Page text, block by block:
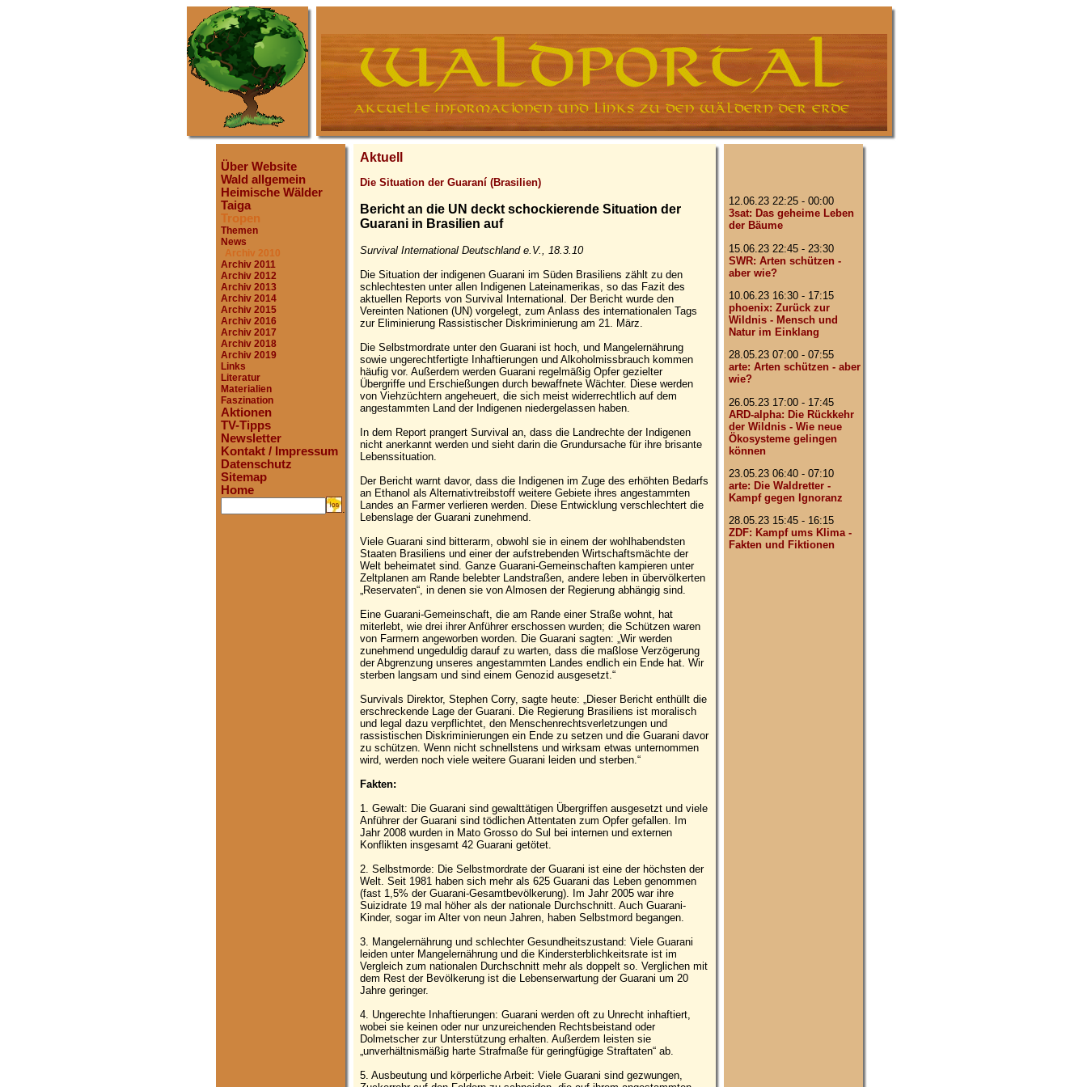
Über Website
Wald allgemein
Heimische Wälder
Taiga
Tropen
Themen
News
Archiv 2010
Archiv 2011
Archiv 2012
Archiv 2013
Archiv 2014
Archiv 2015
Archiv 2016
Archiv 2017
Archiv 2018
Archiv 2019
Links
Literatur
Materialien
Faszination
Aktionen
TV-Tipps
Newsletter
Kontakt / Impressum
Datenschutz
Sitemap
Home
.
Aktuell
Die Situation der Guaraní (Brasilien)
Bericht an die UN deckt schockierende Situation der
Guarani in Brasilien auf
Survival International Deutschland e.V., 18.3.10
Die Situation der indigenen Guarani im Süden Brasiliens zählt zu den
schlechtesten unter allen Indigenen Lateinamerikas, so das Fazit des
aktuellen Reports von Survival International. Der Bericht wurde den
Vereinten Nationen (UN) vorgelegt, zum Anlass des internationalen Tags
zur Eliminierung Rassistischer Diskriminierung am 21. März.
Die Selbstmordrate unter den Guarani ist hoch, und Mangelernährung
sowie ungerechtfertigte Inhaftierungen und Alkoholmissbrauch kommen
häufig vor. Außerdem werden Guarani regelmäßig Opfer gezielter
Übergriffe und Erschießungen durch bewaffnete Wächter. Diese werden
von Viehzüchtern angeheuert, die sich meist widerrechtlich auf dem
angestammten Land der Indigenen niedergelassen haben.
In dem Report prangert Survival an, dass die Landrechte der Indigenen
nicht anerkannt werden und sieht darin die Grundursache für ihre brisante
Lebenssituation.
Der Bericht warnt davor, dass die Indigenen im Zuge des erhöhten Bedarfs
an Ethanol als Alternativtreibstoff weitere Gebiete ihres angestammten
Landes an Farmer verlieren werden. Diese Entwicklung verschlechtert die
Lebenslage der Guarani zunehmend.
Viele Guarani sind bitterarm, obwohl sie in einem der wohlhabendsten
Staaten Brasiliens und einer der aufstrebenden Wirtschaftsmächte der
Welt beheimatet sind. Ganze Guarani-Gemeinschaften kampieren unter
Zeltplanen am Rande belebter Landstraßen, andere leben in übervölkerten
„Reservaten“, in denen sie von Almosen der Regierung abhängig sind.
Eine Guarani-Gemeinschaft, die am Rande einer Straße wohnt, hat
miterlebt, wie drei ihrer Anführer erschossen wurden; die Schützen waren
von Farmern angeworben worden. Die Guarani sagten: „Wir werden
zunehmend ungeduldig darauf zu warten, dass die maßlose Verzögerung
der Abgrenzung unseres angestammten Landes endlich ein Ende hat. Wir
sterben langsam und sind einem Genozid ausgesetzt.“
Survivals Direktor, Stephen Corry, sagte heute: „Dieser Bericht enthüllt die
erschreckende Lage der Guarani. Die Regierung Brasiliens ist moralisch
und legal dazu verpflichtet, den Menschenrechtsverletzungen und
rassistischen Diskriminierungen ein Ende zu setzen und die Guarani davor
zu schützen. Wenn nicht schnellstens und wirksam etwas unternommen
wird, werden noch viele weitere Guarani leiden und sterben.“
Fakten:
1. Gewalt: Die Guarani sind gewalttätigen Übergriffen ausgesetzt und viele
Anführer der Guarani sind tödlichen Attentaten zum Opfer gefallen. Im
Jahr 2008 wurden in Mato Grosso do Sul bei internen und externen
Konflikten insgesamt 42 Guarani getötet.
2. Selbstmorde: Die Selbstmordrate der Guarani ist eine der höchsten der
Welt. Seit 1981 haben sich mehr als 625 Guarani das Leben genommen
(fast 1,5% der Guarani-Gesamtbevölkerung). Im Jahr 2005 war ihre
Suizidrate 19 mal höher als der nationale Durchschnitt. Auch Guarani-
Kinder, sogar im Alter von neun Jahren, haben Selbstmord begangen.
3. Mangelernährung und schlechter Gesundheitszustand: Viele Guarani
leiden unter Mangelernährung und die Kindersterblichkeitsrate ist im
Vergleich zum nationalen Durchschnitt mehr als doppelt so. Verglichen mit
dem Rest der Bevölkerung ist die Lebenserwartung der Guarani um 20
Jahre geringer.
4. Ungerechte Inhaftierungen: Guarani werden oft zu Unrecht inhaftiert,
wobei sie keinen oder nur unzureichenden Rechtsbeistand oder
Dolmetscher zur Unterstützung erhalten. Außerdem leisten sie
„unverhältnismäßig harte Strafmaße für geringfügige Straftaten“ ab.
5. Ausbeutung und körperliche Arbeit: Viele Guarani sind gezwungen,
12.06.23 22:25 - 00:00
3sat: Das geheime Leben
der Bäume
15.06.23 22:45 - 23:30
SWR: Arten schützen -
aber wie?
10.06.23 16:30 - 17:15
phoenix: Zurück zur
Wildnis - Mensch und
Natur im Einklang
28.05.23 07:00 - 07:55
arte: Arten schützen - aber
wie?
26.05.23 17:00 - 17:45
ARD-alpha: Die Rückkehr
der Wildnis - Wie neue
Ökosysteme gelingen
können
23.05.23 06:40 - 07:10
arte: Die Waldretter -
Kampf gegen Ignoranz
28.05.23 15:45 - 16:15
ZDF: Kampf ums Klima -
Fakten und Fiktionen